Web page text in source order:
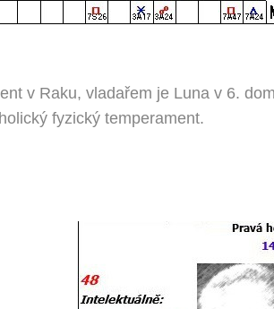
v Raku, vladařem je Luna v 6.
fyzický temperament.